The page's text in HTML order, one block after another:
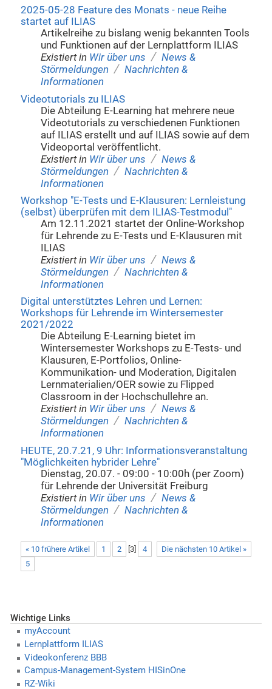
2025-05-28 Feature des Monats - neue Reihe
startet auf ILIAS
Artikelreihe zu bislang wenig bekannten Tools
und Funktionen auf der Lernplattform ILIAS
Existiert in Wir über uns / News &
Störmeldungen / Nachrichten &
Informationen
Videotutorials zu ILIAS
Die Abteilung E-Learning hat mehrere neue
Videotutorials zu verschiedenen Funktionen
auf ILIAS erstellt und auf ILIAS sowie auf dem
Videoportal veröffentlicht.
Existiert in Wir über uns / News &
Störmeldungen / Nachrichten &
Informationen
Workshop "E-Tests und E-Klausuren: Lernleistung
(selbst) überprüfen mit dem ILIAS-Testmodul"
Am 12.11.2021 startet der Online-Workshop
für Lehrende zu E-Tests und E-Klausuren mit
ILIAS
Existiert in Wir über uns / News &
Störmeldungen / Nachrichten &
Informationen
Digital unterstütztes Lehren und Lernen:
Workshops für Lehrende im Wintersemester
2021/2022
Die Abteilung E-Learning bietet im
Wintersemester Workshops zu E-Tests- und
Klausuren, E-Portfolios, Online-
Kommunikation- und Moderation, Digitalen
Lernmaterialien/OER sowie zu Flipped
Classroom in der Hochschullehre an.
Existiert in Wir über uns / News &
Störmeldungen / Nachrichten &
Informationen
HEUTE, 20.7.21, 9 Uhr: Informationsveranstaltung
"Möglichkeiten hybrider Lehre"
Dienstag, 20.07. - 09:00 - 10:00h (per Zoom)
für Lehrende der Universität Freiburg
Existiert in Wir über uns / News &
Störmeldungen / Nachrichten &
Informationen
« 10 frühere Artikel Die nächsten 10 Artikel »
1 2 3]
4
5
Wichtige Links
myAccount
Lernplattform ILIAS
Videokonferenz BBB
Campus-Management-System HISinOne
RZ-Wiki